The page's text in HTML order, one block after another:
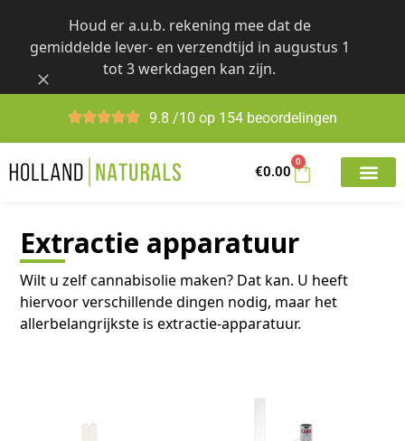
content
Houd er a.u.b. rekening mee dat de
gemiddelde lever- en verzendtijd in augustus 1
tot 3 werkdagen kan zijn.
9.8 /10 op 154 beoordelingen
€0.00
0
Extractie apparatuur
Wilt u zelf cannabisolie maken? Dat kan. U heeft
hiervoor verschillende dingen nodig, maar het
allerbelangrijkste is extractie-apparatuur.